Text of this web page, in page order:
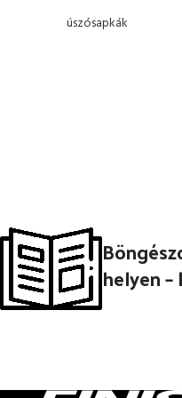
úszósapkák
helyen